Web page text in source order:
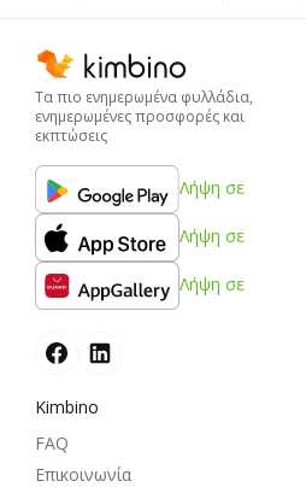
Τα πιο ενημερωμένα φυλλάδια,
ενημερωμένες προσφορές και
εκπτώσεις
Λήψη σε
Λήψη σε
Λήψη σε
Kimbino
FAQ
Επικοινωνία